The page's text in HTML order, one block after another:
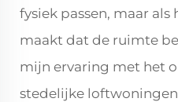
fysiek passen, maar
maakt dat de ruimte
mijn ervaring met het
stedelijke